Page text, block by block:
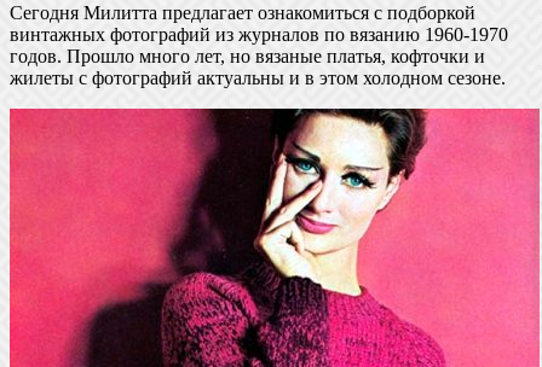
Сегодня Милитта предлагает ознакомиться с подборкой
винтажных фотографий из журналов по вязанию 1960-1970
годов. Прошло много лет, но вязаные платья, кофточки и
жилеты с фотографий актуальны и в этом холодном сезоне.